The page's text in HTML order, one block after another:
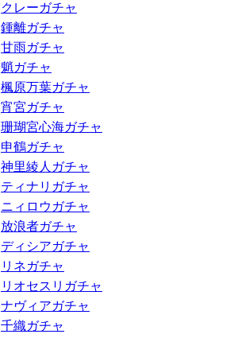
クレーガチャ
鍾離ガチャ
甘雨ガチャ
魈ガチャ
楓原万葉ガチャ
宵宮ガチャ
珊瑚宮心海ガチャ
申鶴ガチャ
神里綾人ガチャ
ティナリガチャ
ニィロウガチャ
放浪者ガチャ
ディシアガチャ
リネガチャ
リオセスリガチャ
ナヴィアガチャ
千織ガチャ